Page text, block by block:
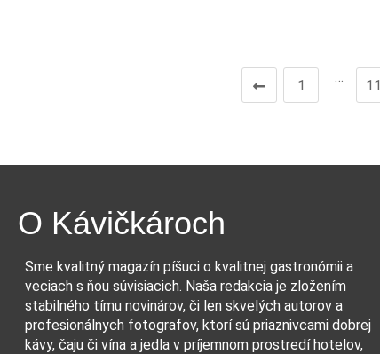
1
…
11
O Kávičkároch
Sme kvalitný magazín píšuci o kvalitnej gastronómii a
veciach s ňou súvisiacich. Naša redakcia je zložením
stabilného tímu novinárov, či len skvelých autorov a
profesionálnych fotografov, ktorí sú priaznivcami dobrej
kávy, čaju či vína a jedla v príjemnom prostredí hotelov,